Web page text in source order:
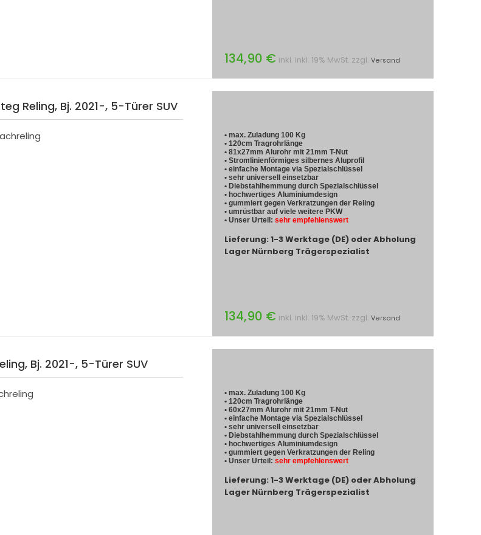
134,90 € inkl. inkl. 19% MwSt. zzgl. Versand
Reling, Bj. 2021-, 5-Türer SUV
• max. Zuladung 100 Kg
• 120cm Tragrohrlänge
• 81x27mm Alurohr mit 21mm T-Nut
• Stromlinienförmiges silbernes Aluprofil
• einfache Montage via Spezialschlüssel
• sehr universell einsetzbar
• Diebstahlhemmung durch Spezialschlüssel
• hochwertiges Aluminiumdesign
• gummiert gegen Verkratzungen der Reling
• umrüstbar auf viele weitere PKW
• Unser Urteil: sehr empfehlenswert
Lieferung: 1-3 Werktage (DE) oder Abholung
Lager Nürnberg Trägerspezialist
134,90 € inkl. inkl. 19% MwSt. zzgl. Versand
Bj. 2021-, 5-Türer SUV
• max. Zuladung 100 Kg
• 120cm Tragrohrlänge
• 60x27mm Alurohr mit 21mm T-Nut
• einfache Montage via Spezialschlüssel
• sehr universell einsetzbar
• Diebstahlhemmung durch Spezialschlüssel
• hochwertiges Aluminiumdesign
• gummiert gegen Verkratzungen der Reling
• Unser Urteil: sehr empfehlenswert
Lieferung: 1-3 Werktage (DE) oder Abholung
Lager Nürnberg Trägerspezialist